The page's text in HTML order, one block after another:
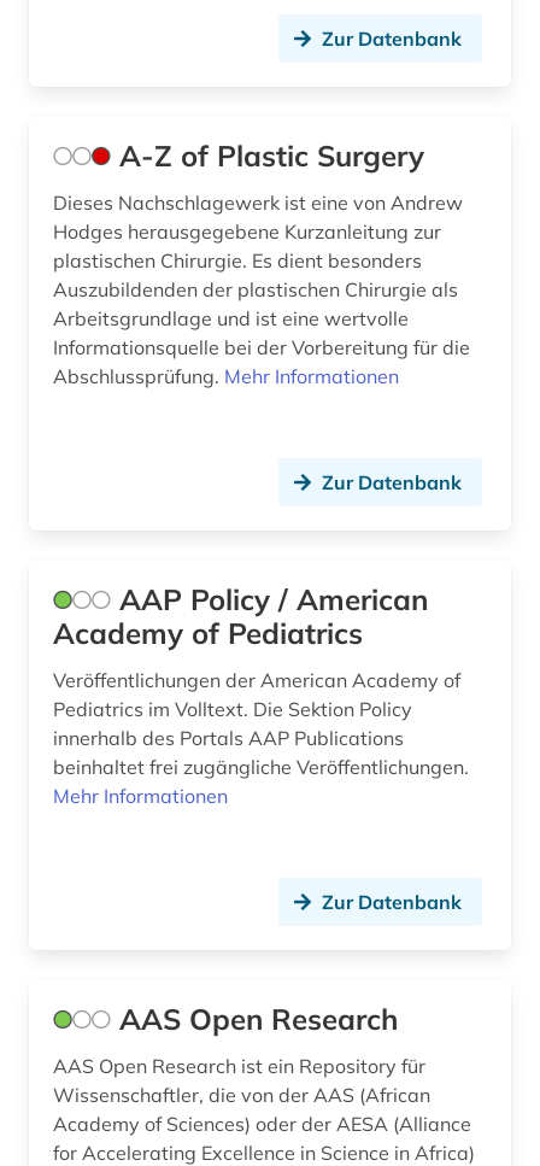
arzneimittelwechselwirkung (2)
arzneipflanzen (1)
arzneistoffe (2)
arzt (1)
asien (1)
audiologie (1)
audiovisuelle medien (2)
aufgabensammlung (11)
aufklärung (1)
aufsatz (1)
auge (1)
ausbildung (3)
ayurveda (1)
Zur Datenbank
A-Z of Plastic Surgery
Dieses Nachschlagewerk ist eine von Andrew
Hodges herausgegebene Kurzanleitung zur
plastischen Chirurgie. Es dient besonders
Auszubildenden der plastischen Chirurgie als
Arbeitsgrundlage und ist eine wertvolle
Informationsquelle bei der Vorbereitung für die
Abschlussprüfung. Mehr Informationen
Zur Datenbank
AAP Policy / American
Academy of Pediatrics
Veröffentlichungen der American Academy of
Pediatrics im Volltext. Die Sektion Policy
innerhalb des Portals AAP Publications
beinhaltet frei zugängliche Veröffentlichungen.
Mehr Informationen
Zur Datenbank
AAS Open Research
AAS Open Research ist ein Repository für
Wissenschaftler, die von der AAS (African
Academy of Sciences) oder der AESA (Alliance
for Accelerating Excellence in Science in Africa)